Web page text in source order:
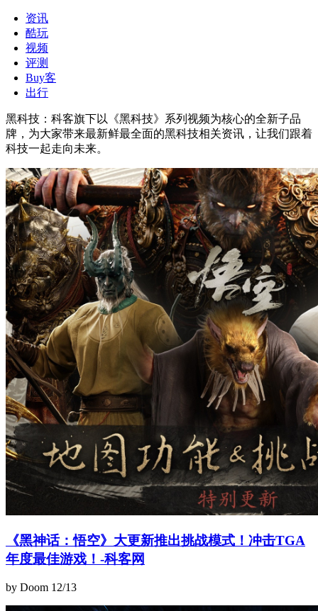
资讯
酷玩
视频
评测
Buy客
出行
黑科技 ： 科客旗下以《黑科技》系列视频为核心的全新子品
牌，为大家带来最新鲜最全面的黑科技相关资讯，让我们跟着
科技一起走向未来。
《黑神话：悟空》大更新推出挑战模式！冲击TGA
年度最佳游戏！-科客网
by Doom 12/13